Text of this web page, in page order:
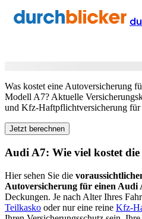
Versicherung Autoversicherung
Was kostet eine Autoversicherung
ModellA7? Aktuelle
und Kfz-Haftpflichtversicherung für
Jetzt berechnen
Audi A7: Wie viel kostet
Hier sehen Sie die
Autoversicherung für einen Audi
Deckungen. Je nach Alter Ihres
Teilkasko oder nur eine reine Kfz-